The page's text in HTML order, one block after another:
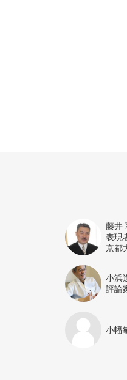
藤井
表現
京都
小浜
評論
小幡